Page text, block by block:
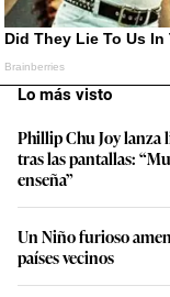
Lo más visto
Phillip Chu Joy lanza
tras las pantallas:
enseña”
Un Niño furioso
países vecinos